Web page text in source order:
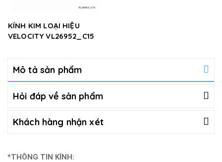
KÍNH KIM LOẠI HIỆU
VELOCITY VL26952_C15
Mô tả sản phẩm
Hỏi đáp về sản phẩm
Khách hàng nhận xét
*THÔNG TIN KÍNH: